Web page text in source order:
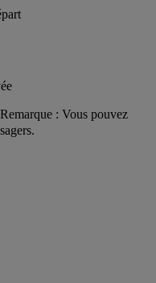
Remarque : Vous pouvez